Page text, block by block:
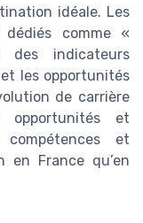
idéale. Les
comme «
des indicateurs
les opportunités
de carrière
opportunités et
et
en France qu’en